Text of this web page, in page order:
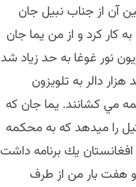
آن از جناب نبيل جان
شروع به كار كرد و از من يما جان
نور غوغا به حد زياد شد
دالر به تلويزون
مي كشانند. يما جان كه
را ميدهد كه به محكمه
افغانستان يك برنامه داشت
و هفت بار من از طرف